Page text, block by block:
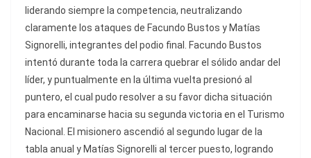
liderando siempre la competencia, neutralizando
claramente los ataques de Facundo Bustos y Matías
Signorelli, integrantes del podio final. Facundo Bustos
intentó durante toda la carrera quebrar el sólido andar del
líder, y puntualmente en la última vuelta presionó al
puntero, el cual pudo resolver a su favor dicha situación
para encaminarse hacia su segunda victoria en el Turismo
Nacional. El misionero ascendió al segundo lugar de la
tabla anual y Matías Signorelli al tercer puesto, logrando